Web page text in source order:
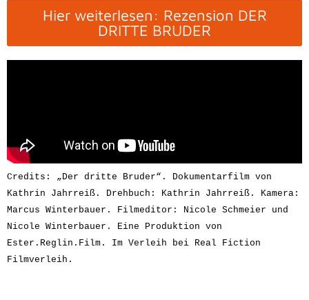
Hier weiterlesen: Rezension DER
DRITTE BRUDER
Credits: „Der dritte Bruder“. Dokumentarfilm von
Kathrin Jahrreiß. Drehbuch: Kathrin Jahrreiß. Kamera:
Marcus Winterbauer. Filmeditor: Nicole Schmeier und
Nicole Winterbauer. Eine Produktion von
Ester.Reglin.Film. Im Verleih bei Real Fiction
Filmverleih.